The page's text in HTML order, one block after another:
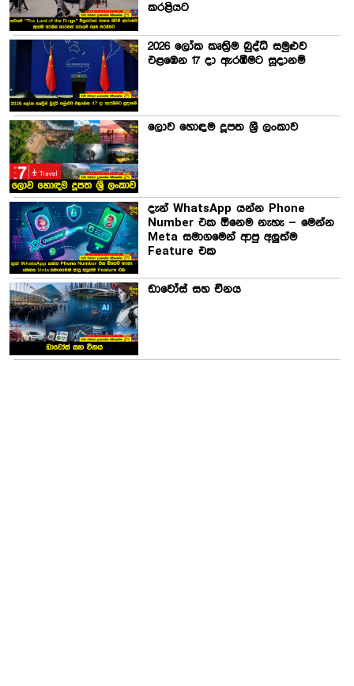
කරළියට
2026 ලෝක කෘත්‍රිම බුද්ධි සමුළුව
එළඹෙන 17 දා ඇරඹීමට සූදානම්
ලොව හොඳම දූපත ශ්‍රී ලංකාව
දැන් WhatsApp යන්න Phone
Number එක ඕනෙම නැහැ – මෙන්න
Meta සමාගමෙන් ආපු අලුත්ම
Feature එක
ඩාවෝස් සහ චීනය